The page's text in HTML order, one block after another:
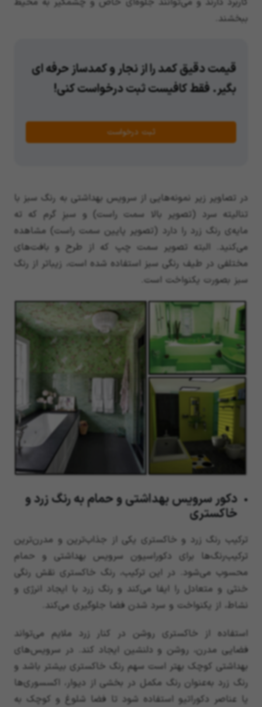
ببخشند.
قیمت دقیق کمد را از نجار و کمدساز حرفه ای
بگیر. فقط کافیست ثبت درخواست کنی!
ثبت درخواست
در تصاویر زیر نمونه‌هایی از سرویس بهداشتی به رنگ سبز با
تنالیته سرد (تصویر بالا سمت راست) و سبزِ گرم که ته
مایه‌ی رنگ زرد را دارد (تصویر پایین سمت راست) مشاهده
می‌کنید. البته تصویر سمت چپ که از طرح و بافت‌های
مختلفی در طیف رنگی سبز استفاده شده است، زیباتر از رنگ
سبز بصورت یکنواخت است.
دکور سرویس بهداشتی و حمام به رنگ زرد و
خاکستری
ترکیب رنگ زرد و خاکستری یکی از جذاب‌ترین و مدرن‌ترین
ترکیب‌رنگ‌ها برای دکوراسیون سرویس بهداشتی و حمام
محسوب می‌شود. در این ترکیب، رنگ خاکستری نقش رنگی
خنثی و متعادل را ایفا می‌کند و رنگ زرد با ایجاد انرژی و
نشاط، از یکنواخت و سرد شدن فضا جلوگیری می‌کند.
استفاده از خاکستری روشن در کنار زرد ملایم می‌تواند
فضایی مدرن، روشن و دلنشین ایجاد کند. در سرویس‌های
بهداشتی کوچک بهتر است سهم رنگ خاکستری بیشتر باشد و
رنگ زرد به‌عنوان رنگ مکمل در بخشی از دیوار، اکسسوری‌ها
یا عناصر دکوراتیو استفاده شود تا فضا شلوغ و کوچک به